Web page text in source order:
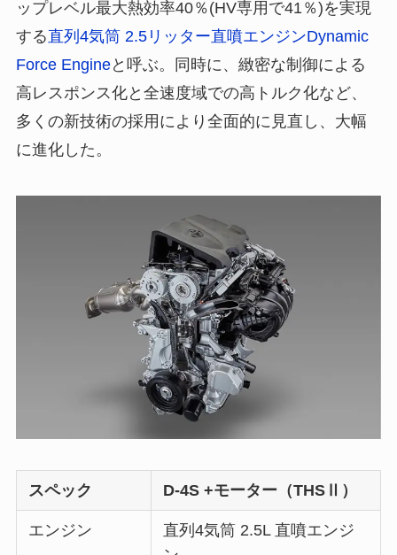
ップレベル最大熱効率40％(HV専用で41％)を実現
する直列4気筒 2.5リッター直噴エンジンDynamic
Force Engineと呼ぶ。同時に、緻密な制御による
高レスポンス化と全速度域での高トルク化など、
多くの新技術の採用により全面的に見直し、大幅
に進化した。
スペック D-4S +モーター（THSⅡ）
エンジン
直列4気筒 2.5L 直噴エンジ